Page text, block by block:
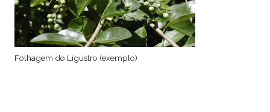
Folhagem do Ligustro (exemplo)